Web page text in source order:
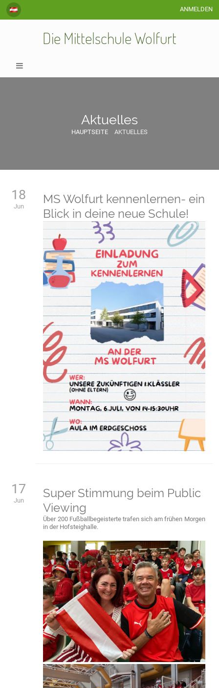
ANMELDEN
Die Mittelschule Wolfurt
Aktuelles
HAUPTSEITE AKTUELLES
18
Jun
MS Wolfurt kennenlernen- ein
Blick in deine neue Schule!
17
Jun
Super Stimmung beim Public
Viewing
Über 200 Fußballbegeisterte trafen sich am frühen Morgen
in der Hofsteighalle.